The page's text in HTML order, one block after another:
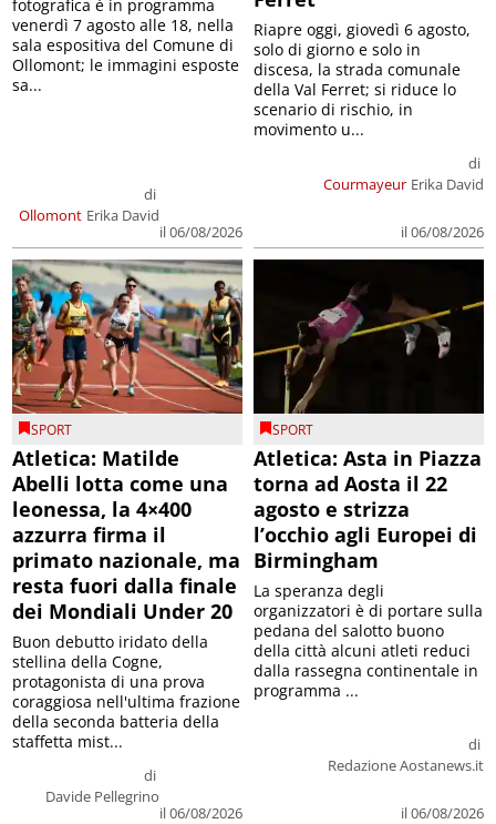
Ollomont
di
Erika David
il 06/08/2026
fotografica è in programma
venerdì 7 agosto alle 18, nella
sala espositiva del Comune di
Ollomont; le immagini esposte
sa...
Courmayeur
di
Erika David
il 06/08/2026
Riapre oggi, giovedì 6 agosto,
solo di giorno e solo in
discesa, la strada comunale
della Val Ferret; si riduce lo
scenario di rischio, in
movimento u...
SPORT
Atletica: Matilde
Abelli lotta come una
leonessa, la 4×400
azzurra firma il
primato nazionale, ma
resta fuori dalla finale
dei Mondiali Under 20
di
Davide Pellegrino
il 06/08/2026
Buon debutto iridato della
stellina della Cogne,
protagonista di una prova
coraggiosa nell'ultima frazione
della seconda batteria della
staffetta mist...
SPORT
Atletica: Asta in Piazza
torna ad Aosta il 22
agosto e strizza
l’occhio agli Europei di
Birmingham
di
Redazione Aostanews.it
il 06/08/2026
La speranza degli
organizzatori è di portare sulla
pedana del salotto buono
della città alcuni atleti reduci
dalla rassegna continentale in
programma ...